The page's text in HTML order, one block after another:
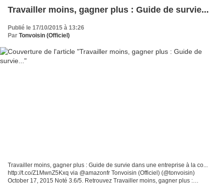
Travailler moins, gagner plus : Guide de survie...
Publié le 17/10/2015 à 13:26
Par Tonvoisin (Officiel)
Travailler moins, gagner plus : Guide de survie dans une entreprise à la co...
http://t.co/Z1MwnZ5Kxq via @amazonfr Tonvoisin (Officiel) (@tonvoisin)
October 17, 2015 Noté 3.6/5. Retrouvez Travailler moins, gagner plus :